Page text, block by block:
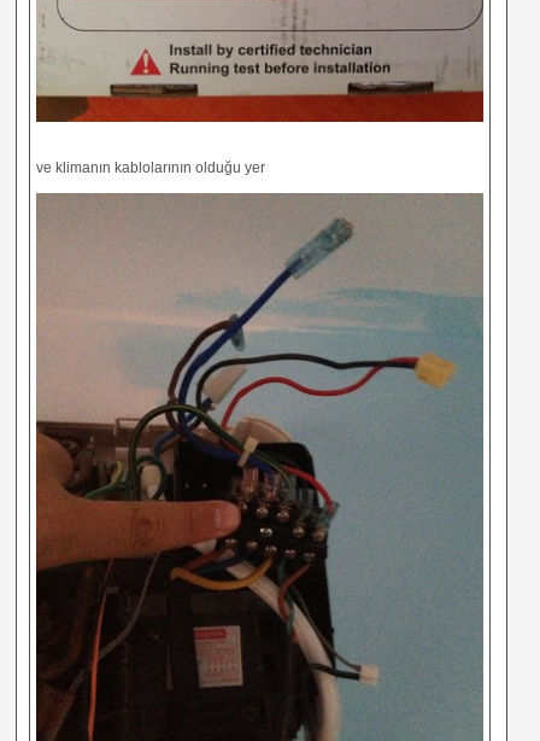
ve klimanın kablolarının olduğu yer